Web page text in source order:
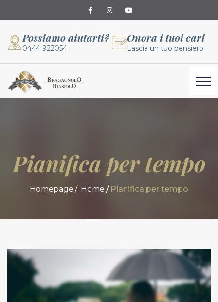
Possiamo aiutarti?
0444 922054
Onora i tuoi cari
Lascia un tuo pensiero
Pianifica per tempo
Homepage Home Pianifica per tempo